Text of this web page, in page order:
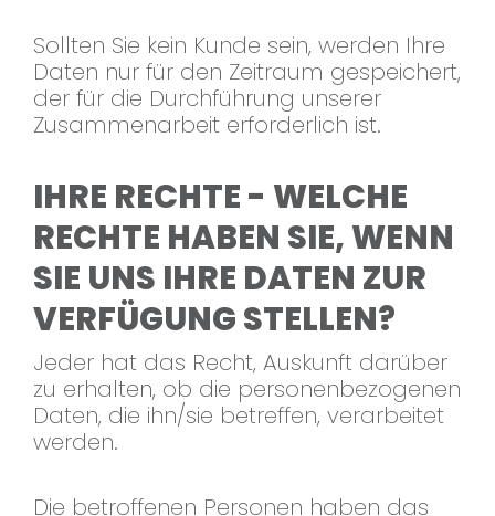
Sollten Sie kein Kunde sein, werden Ihre
Daten nur für den Zeitraum gespeichert,
der für die Durchführung unserer
Zusammenarbeit erforderlich ist.
IHRE RECHTE - WELCHE
RECHTE HABEN SIE, WENN
SIE UNS IHRE DATEN ZUR
VERFÜGUNG STELLEN?
Jeder hat das Recht, Auskunft darüber
zu erhalten, ob die personenbezogenen
Daten, die ihn/sie betreffen, verarbeitet
werden.
Die betroffenen Personen haben das